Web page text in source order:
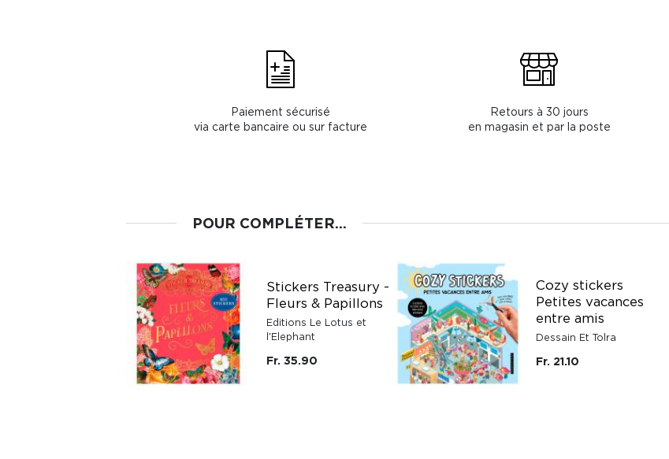
Paiement sécurisé
via carte bancaire ou sur facture
Retours à 30 jours
en magasin et par la poste
POUR COMPLÉTER...
Stickers Treasury -
Fleurs & Papillons
Editions Le Lotus et
l'Elephant
Fr. 35.90
Cozy stickers
Petites vacances
entre amis
Dessain Et Tolra
Fr. 21.10